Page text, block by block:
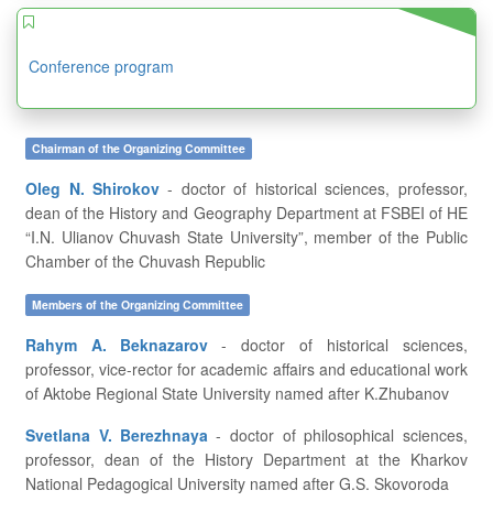
Conference program
Chairman of the Organizing Committee
Oleg N. Shirokov
dean of the History and Geography Department at FSBEI of HE
“I.N. Ulianov Chuvash State University”, member of the Public
Chamber of the Chuvash Republic
Members of the Organizing Committee
Rahym A. Beknazarov
professor, vice-rector for academic affairs and educational work
of Aktobe Regional State University named after K.Zhubanov
Svetlana V. Berezhnaya
professor, dean of the History Department at the Kharkov
National Pedagogical University named after G.S. Skovoroda